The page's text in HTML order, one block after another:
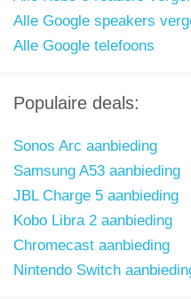
Alle Google speakers
Alle Google telefoons
Populaire deals:
Sonos Arc aanbieding
Samsung A53 aanbieding
JBL Charge 5 aanbieding
Kobo Libra 2 aanbieding
Chromecast aanbieding
Nintendo Switch